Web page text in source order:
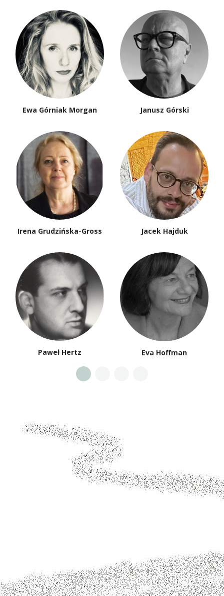
Ewa Górniak Morgan Janusz Górski
Irena Grudzińska-Gross Jacek Hajduk
Paweł Hertz Eva Hoffman